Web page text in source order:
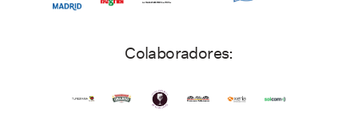
Colaboradores: